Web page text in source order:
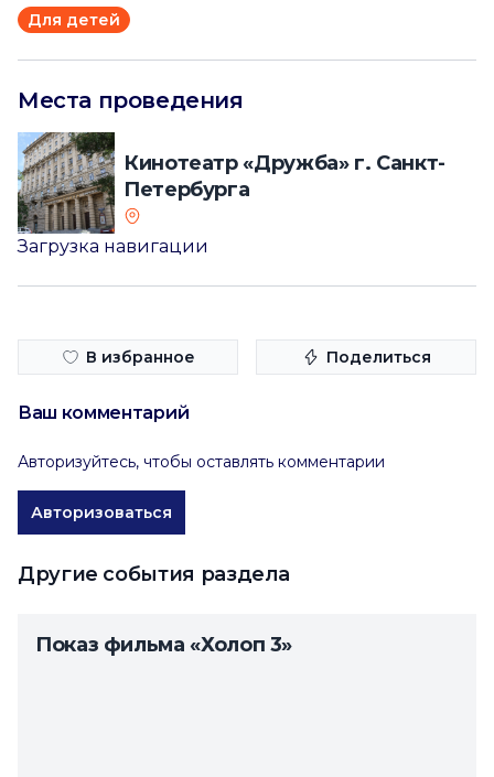
Для детей
Места проведения
Кинотеатр «Дружба» г. Санкт-
Петербурга
Загрузка навигации
В избранное Поделиться
Ваш комментарий
Авторизуйтесь, чтобы оставлять комментарии
Авторизоваться
Другие события раздела
Показ фильма «Холоп 3»